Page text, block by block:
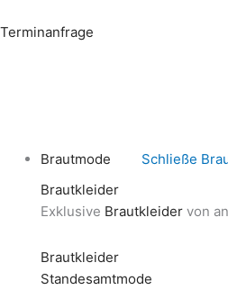
Inhalt
Terminanfrage
Brautmode Schließe
Brautkleider
Exklusive Brautkleider von
Brautkleider
Standesamtmode